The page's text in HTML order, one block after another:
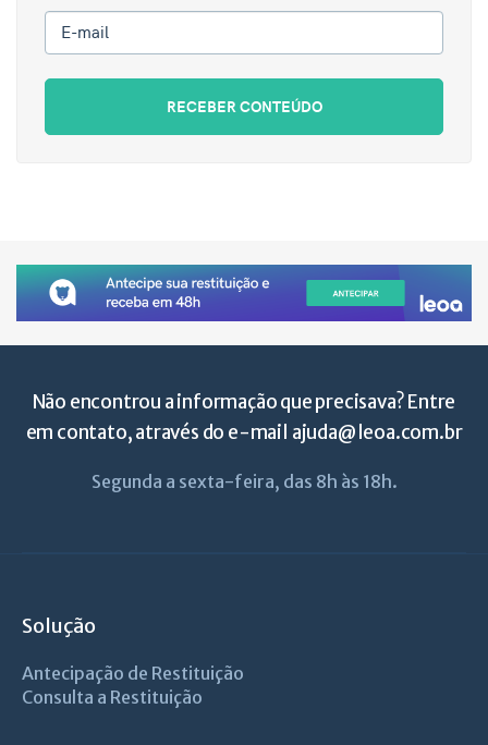
E-mail
RECEBER CONTEÚDO
Não encontrou a informação que precisava? Entre
em contato, através do e-mail ajuda@leoa.com.br
Segunda a sexta-feira, das 8h às 18h.
Solução
Antecipação de Restituição
Consulta a Restituição